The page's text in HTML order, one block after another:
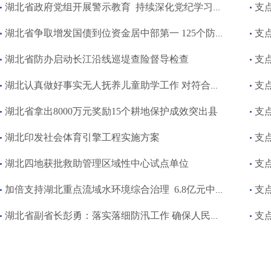
湖北省政府党组开展警示教育 持续深化党纪学习教育纵深推进政府系统党风廉政建设
湖北省争取增发国债到位资金居中部第一 125个防灾减灾类项目开工
湖北省防办启动长江沿线巡堤查险督导检查
湖北认真做好事实无人抚养儿童助学工作 对符合条件的发放万元助学金
湖北省拿出8000万元奖励15个耕地保护成效突出县
湖北印发社会体育引擎工程实施方案
湖北四地获批救助管理区域性中心试点单位
加倍支持湖北重点流域水环境综合治理 6.8亿元中央预算内投资到位
湖北省副省长彭勇：落实落细防汛工作 确保人民群众生命财产安全
支点
支
支
支
支
支
支点
支点
支